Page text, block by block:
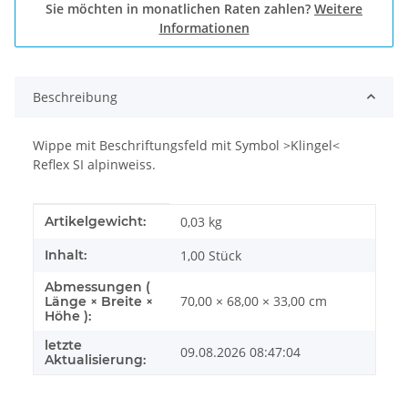
Sie möchten in monatlichen Raten zahlen? Weitere
Informationen
Beschreibung
Wippe mit Beschriftungsfeld mit Symbol >Klingel<
Reflex SI alpinweiss.
Produkteigenschaft
Wert
Artikelgewicht: 0,03 kg
Inhalt: 1,00 Stück
Abmessungen (
Länge × Breite ×
Höhe ):
70,00 × 68,00 × 33,00 cm
letzte
Aktualisierung:
09.08.2026 08:47:04